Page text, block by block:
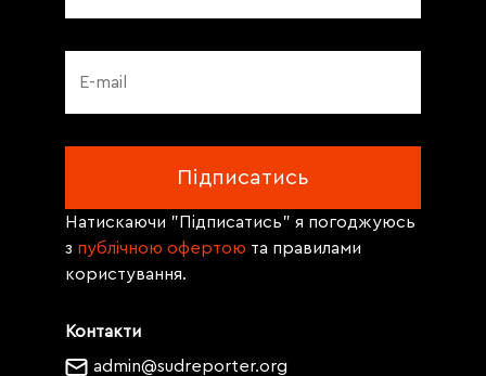
Контакти
admin@sudreporter.org
Натискаючи "Підписатись" я погоджуюсь
з публічною офертою та правилами
користування.